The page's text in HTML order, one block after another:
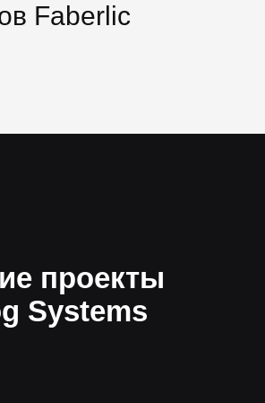
Faberlic
проекты
Systems